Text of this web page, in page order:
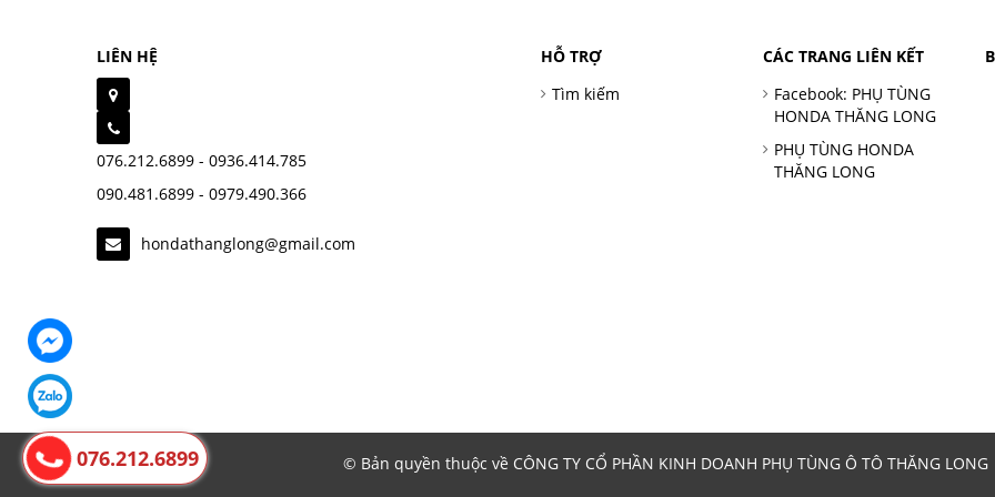
LIÊN HỆ
076.212.6899 - 0936.414.785
090.481.6899 - 0979.490.366
hondathanglong@gmail.com
HỖ TRỢ
Tìm kiếm
CÁC TRANG LIÊN KẾT
Facebook: PHỤ TÙNG
HONDA THĂNG LONG
PHỤ TÙNG HONDA
THĂNG LONG
© Bản quyền thuộc về CÔNG TY CỔ PHẦN KINH DOANH PHỤ TÙNG Ô TÔ THĂNG
076.212.6899